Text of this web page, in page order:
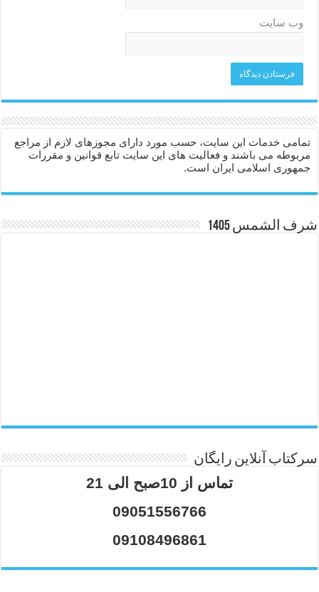
وب‌ سایت
تمامی خدمات این سایت، حسب مورد دارای مجوزهای لازم از مراجع
مربوطه می باشند و فعالیت های این سایت تابع قوانین و مقررات
جمهوری اسلامی ایران است.
شرف الشمس 1405
سرکتاب آنلاین رایگان
تماس از 10صبح الی 21
09051556766
09108496861